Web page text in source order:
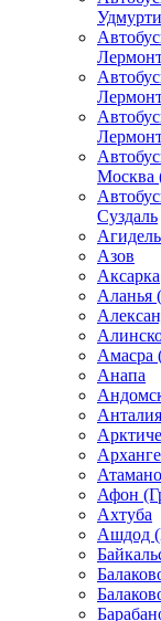
Москва
Суздаль
Агидель
Азов
Аксарка
Аланья
Амасра
Анапа
Афон
Ахтуба
Ашдод